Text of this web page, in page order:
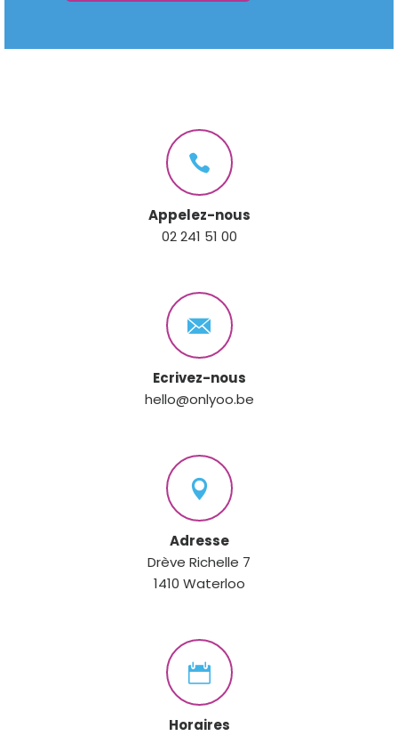
Appelez-nous
02 241 51 00
Ecrivez-nous
hello@onlyoo.be
Adresse
Drève Richelle 7
1410 Waterloo
Horaires